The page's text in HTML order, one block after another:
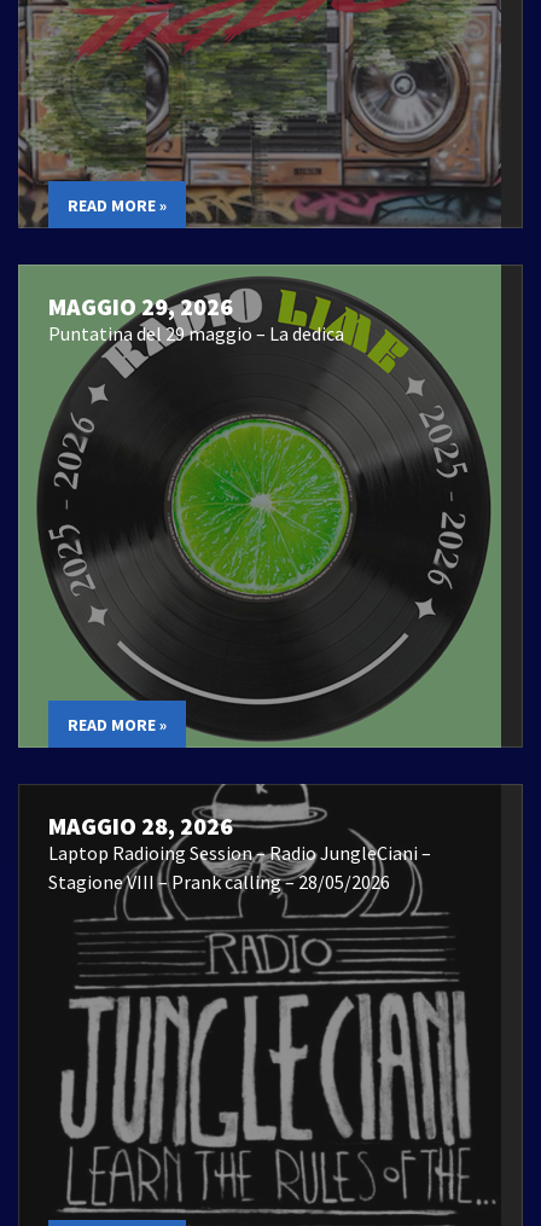
READ MORE »
MAGGIO 29, 2026
Puntatina del 29 maggio – La dedica
READ MORE »
MAGGIO 28, 2026
Laptop Radioing Session – Radio JungleCiani –
Stagione VIII – Prank calling – 28/05/2026